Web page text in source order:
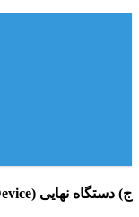
ج) دستگاه نهایی (End Device)